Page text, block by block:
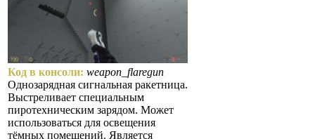
Код в консоли: weapon_flaregun
Однозарядная сигнальная ракетница.
Выстреливает специальным
пиротехническим зарядом. Может
использоваться для освещения
тёмных помещений. Является